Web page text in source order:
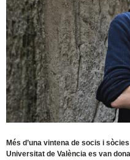
Més d’una vintena de socis i
Universitat de València es van